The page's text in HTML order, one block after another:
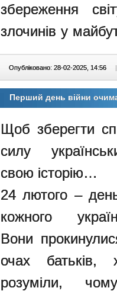
збереження
злочинів у
Опубліковано: 28-02-2025, 14:56 |
Перший день війни
Щоб зберегти
силу
свою історію…
24 лютого –
кожного
Вони
очах
розуміли,